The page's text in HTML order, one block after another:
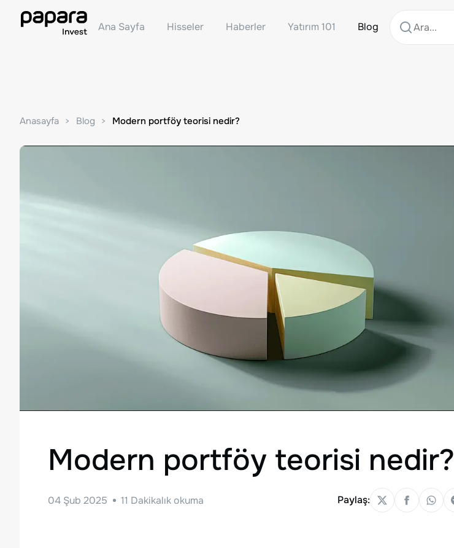
Ana Sayfa Hisseler Haberler Yatırım 101 Blog
Anasayfa Blog Modern portföy teorisi nedir?
Modern portföy teorisi nedir?
04 Şub 2025 11 Dakikalık okuma Paylaş: